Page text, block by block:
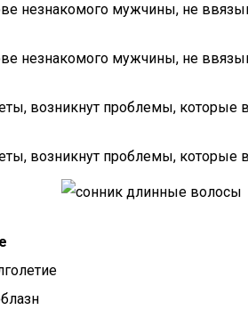
незнакомого мужчины, не
незнакомого мужчины, не
возникнут проблемы, которые
возникнут проблемы, которые